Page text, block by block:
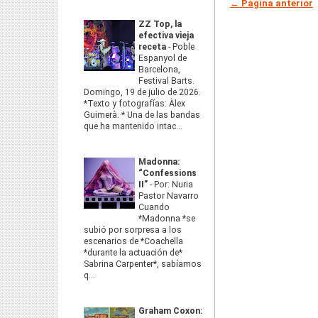
ZZ Top, la
efectiva vieja
receta - Poble
Espanyol de
Barcelona,
Festival Barts.
Domingo, 19 de julio de 2026.
*Texto y fotografías: Àlex
Guimerà. * Una de las bandas
que ha mantenido intac...
Madonna:
“Confessions
II” - Por: Nuria
Pastor Navarro
Cuando
*Madonna *se
subió por sorpresa a los
escenarios de *Coachella
*durante la actuación de*
Sabrina Carpenter*, sabíamos
q...
Graham Coxon:
← Página anterior